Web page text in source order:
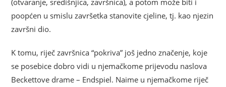
poopćen u smislu završetka stanovite cjeline, tj. kao njezin
završni dio.
K tomu, riječ završnica “pokriva” još jedno značenje, koje
se posebice dobro vidi u njemačkome prijevodu naslova
Beckettove drame – Endspiel. Naime u njemačkome riječ